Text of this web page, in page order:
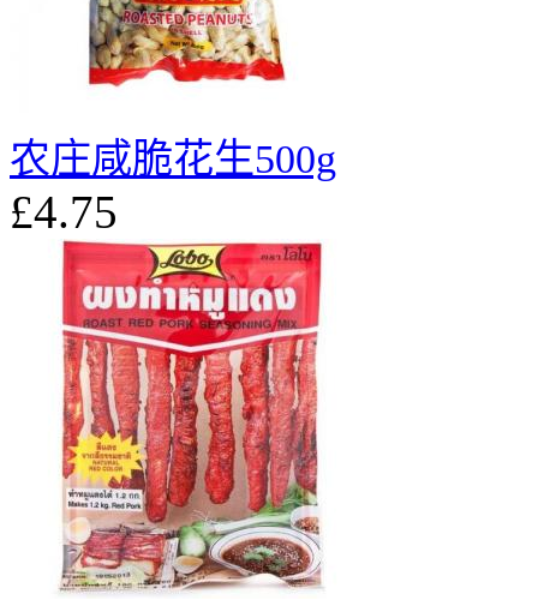
农庄咸脆花生500g
£4.75